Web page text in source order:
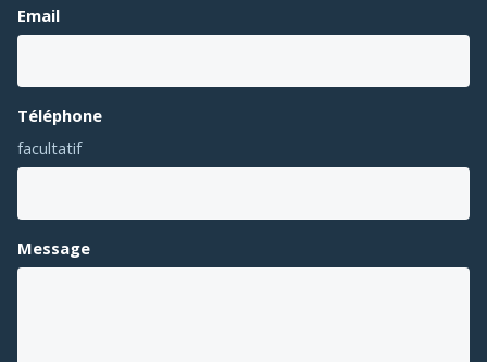
Email
Téléphone
facultatif
Message